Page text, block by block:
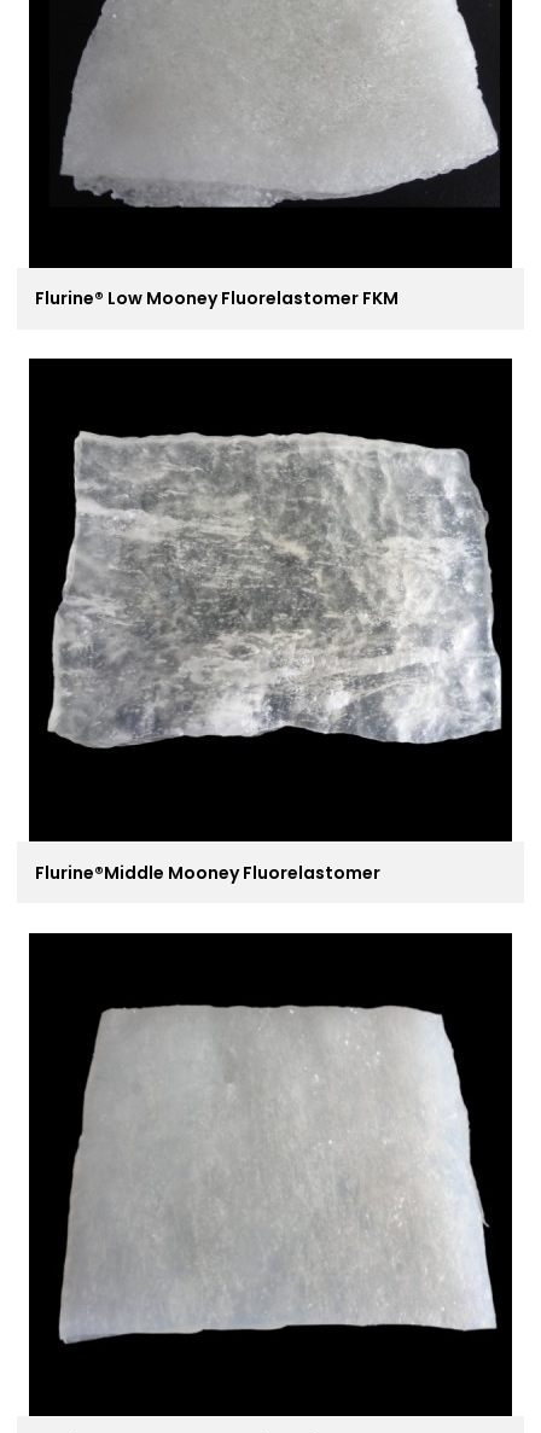
Flurine® Low Mooney Fluorelastomer FKM
Flurine®Middle Mooney Fluorelastomer